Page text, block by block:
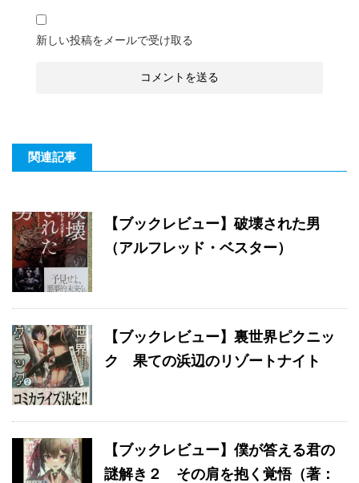
新しい投稿をメールで受け取る
関連記事
【ブックレビュー】破壊された男
（アルフレッド・ベスター）
【ブックレビュー】裏世界ピクニッ
ク 果ての浜辺のリゾートナイト
【ブックレビュー】僕が答える君の
謎解き２ その肩を抱く覚悟（著：